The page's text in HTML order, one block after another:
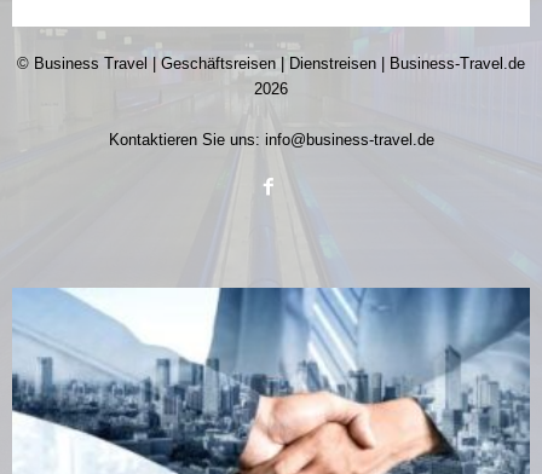
© Business Travel | Geschäftsreisen | Dienstreisen | Business-Travel.de
2026
Kontaktieren Sie uns: info@business-travel.de